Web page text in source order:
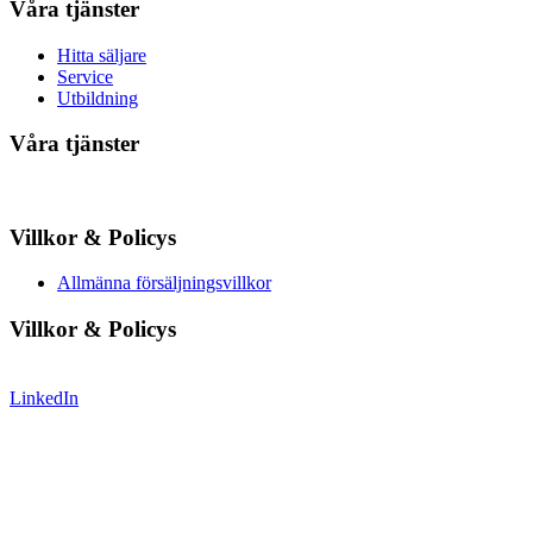
Våra tjänster
Hitta säljare
Service
Utbildning
Våra tjänster
Villkor & Policys
Allmänna försäljningsvillkor
Villkor & Policys
LinkedIn